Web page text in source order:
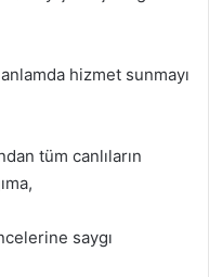
hizmet sunmayı
tüm canlıların
saygı